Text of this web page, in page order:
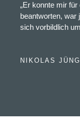
„Er konnte mir
beantworten, war
sich vorbildlich
NIKOLAS